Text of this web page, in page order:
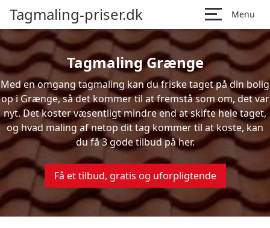
Tagmaling-priser.dk Menu
Tagmaling Grænge
Med en omgang tagmaling kan du friske taget på din bolig
op i Grænge, så det kommer til at fremstå som om, det var
nyt. Det koster væsentligt mindre end at skifte hele taget,
og hvad maling af netop dit tag kommer til at koste, kan
du få 3 gode tilbud på her.
Få et tilbud, gratis og uforpligtende